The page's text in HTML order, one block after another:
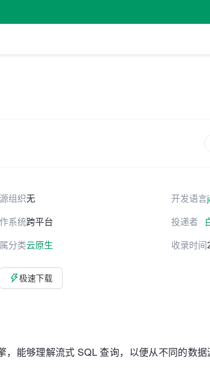
组织无 开发语言
系统跨平台 投递者
分类云原生 收录时间
极速下载
能够理解流式 SQL 查询，以便从不同的数